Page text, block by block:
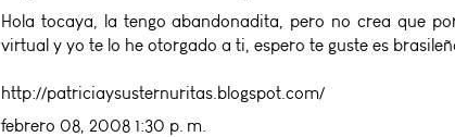
Hola tocaya, la tengo abandonadita, pero no crea que
virtual y yo te lo he otorgado a ti, espero te guste es
http://patriciaysusternuritas.blogspot.com/
febrero 08, 2008 1:30 p. m.